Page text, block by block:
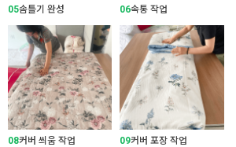
05솜틀기 완성 06속통 작업
08커버 씌움 작업 09커버 포장 작업